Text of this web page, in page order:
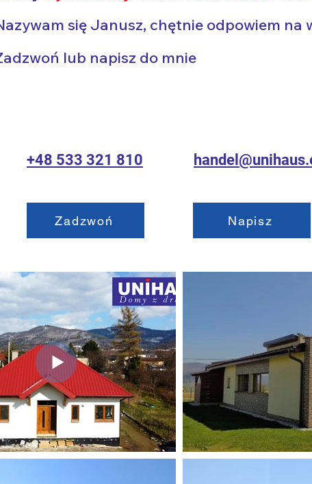
się Janusz, chętnie odpowiem na
lub napisz do mnie
+48 533 321 810
Zadzwoń Napisz